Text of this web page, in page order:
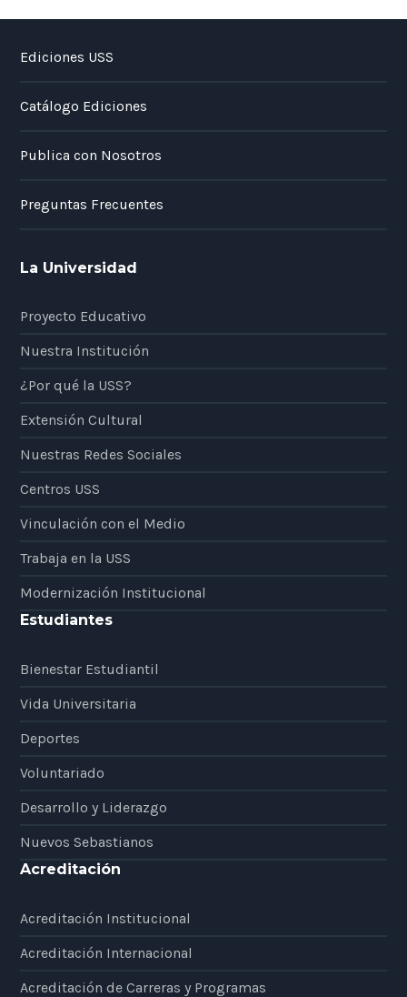
Ediciones USS
Catálogo Ediciones
Publica con Nosotros
Preguntas Frecuentes
La Universidad
Proyecto Educativo
Nuestra Institución
¿Por qué la USS?
Extensión Cultural
Nuestras Redes Sociales
Centros USS
Vinculación con el Medio
Trabaja en la USS
Modernización Institucional
Estudiantes
Bienestar Estudiantil
Vida Universitaria
Deportes
Voluntariado
Desarrollo y Liderazgo
Nuevos Sebastianos
Acreditación
Acreditación Institucional
Acreditación Internacional
Acreditación de Carreras y Programas